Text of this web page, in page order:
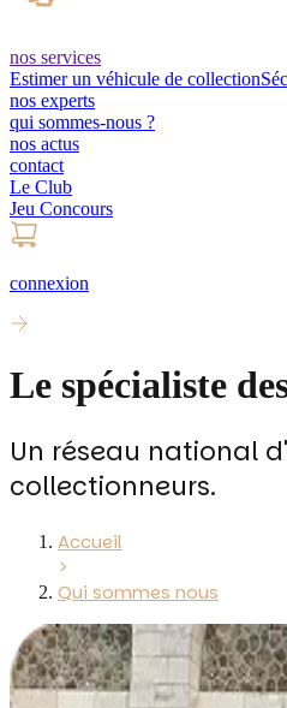
nos services
Estimer un véhicule de collection
nos experts
qui sommes-nous ?
nos actus
contact
Le Club
Jeu Concours
connexion
Le spécialiste
Un réseau national
collectionneurs.
Accueil
>
Qui sommes nous